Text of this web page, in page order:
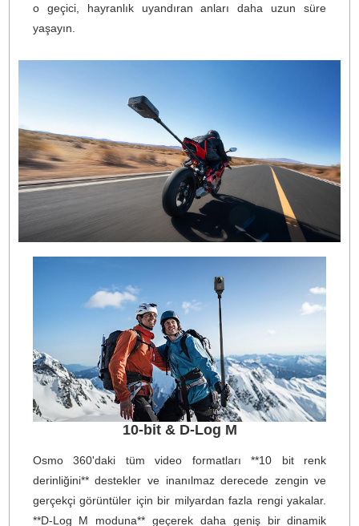
Yeni Nesil 360° Görüntü Kalitesi
**Doğal 8K 360° Video** Osmo 360, DJI'nin **2,4
piksel büyüklüğüne sahip** dahili 8K/30 fps 360°
sunan ilk kamerasıdır. Etkileyici **13,5 durak
gibi yüksek kontrastlı sahnelerde bile **keskin ve
görüntüler** yakalar. Ultra yüksek özellikli **8K/50 fps
video** desteği ile Osmo 360, 360° kameralar için yeni